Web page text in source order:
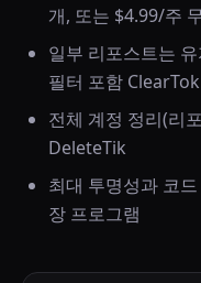
개, 또는 $4.99/주
일부 리포스트는
필터 포함
전체 계정 정리(리
DeleteTik
최대 투명성과 코
장 프로그램